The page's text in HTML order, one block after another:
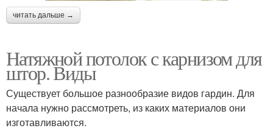
читать дальше →
Натяжной потолок с карнизом для
штор. Виды
Существует большое разнообразие видов гардин. Для
начала нужно рассмотреть, из каких материалов они
изготавливаются.